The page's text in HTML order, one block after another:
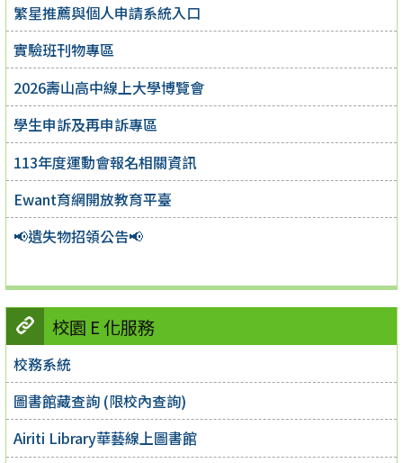
繁星推薦與個人申請系統入口
實驗班刊物專區
2026壽山高中線上大學博覽會
學生申訴及再申訴專區
113年度運動會報名相關資訊
Ewant育網開放教育平臺
📢遺失物招領公告📢
校園 E 化服務
校務系統
圖書館藏查詢 (限校內查詢)
Airiti Library華藝線上圖書館